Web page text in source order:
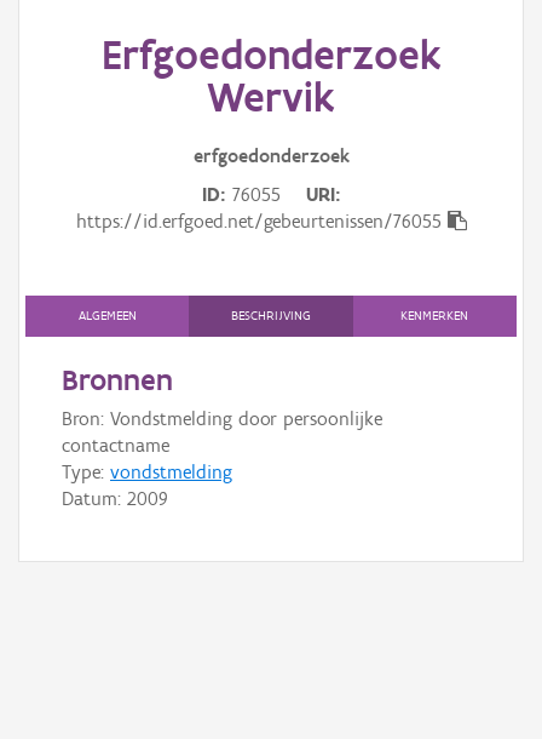
Aanduidingsobject
Gebeurtenis
Downloads
Hergebruik
Aanmelden
Erfgoedonderzoek
Wervik
erfgoedonderzoek
ID 76055
URI
https://id.erfgoed.net/gebeurtenissen/76055
ALGEMEEN BESCHRIJVING KENMERKEN
Bronnen
Bron: Vondstmelding door persoonlijke
contactname
Type: vondstmelding
Datum: 2009